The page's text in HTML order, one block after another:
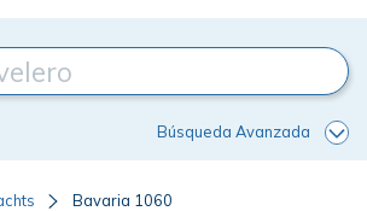
Búsqueda Avanzada
Bavaria 1060